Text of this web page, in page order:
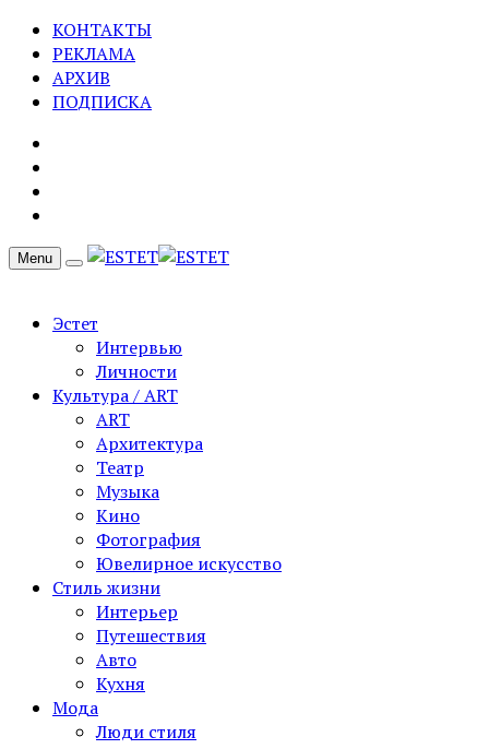
КОНТАКТЫ
РЕКЛАМА
АРХИВ
ПОДПИСКА
Menu
Эстет
Интервью
Личности
Культура / ART
ART
Архитектура
Театр
Музыка
Кино
Фотография
Ювелирное искусство
Стиль жизни
Интерьер
Путешествия
Авто
Кухня
Мода
Люди стиля